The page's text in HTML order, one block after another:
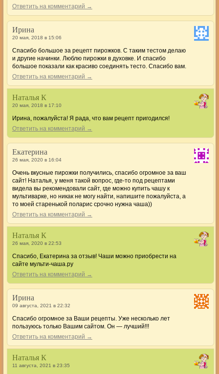
Ответить на комментарий →
Ирина
20 мая, 2018 в 15:06
Спасибо большое за рецепт пирожков. С таким тестом делаю
и другие начинки. Люблю пирожки в духовке. И спасибо
большое показали как красиво соединять тесто. Спасибо вам.
Ответить на комментарий →
Наталья К
20 мая, 2018 в 17:10
Ирина, пожалуйста! Я рада, что вам рецепт пригодился!
Ответить на комментарий →
Екатерина
26 мая, 2020 в 16:04
Очень вкусные пирожки получились, спасибо огромное за ваш
сайт! Наталья, у меня такой вопрос, где-то под рецептами
видела вы рекомендовали сайт, где можно купить чашу к
мультиварке, но никак не могу найти, напишите пожалуйста, а
то моей старенькой поларис срочно нужна чаша))
Ответить на комментарий →
Наталья К
26 мая, 2020 в 22:53
Спасибо, Екатерина за отзыв! Чаши можно приобрести на
сайте мульти-чаша.ру
Ответить на комментарий →
Ирина
09 августа, 2021 в 22:32
Спасибо огромное за Ваши рецепты. Уже несколько лет
пользуюсь только Вашим сайтом. Он — лучший!!!
Ответить на комментарий →
Наталья К
11 августа, 2021 в 23:35